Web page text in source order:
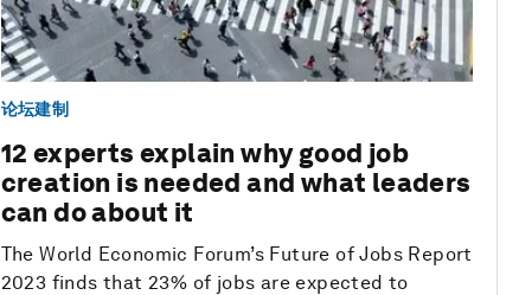
论坛建制
12 experts explain why good job
creation is needed and what leaders
can do about it
The World Economic Forum’s Future of Jobs Report
2023 finds that 23% of jobs are expected to